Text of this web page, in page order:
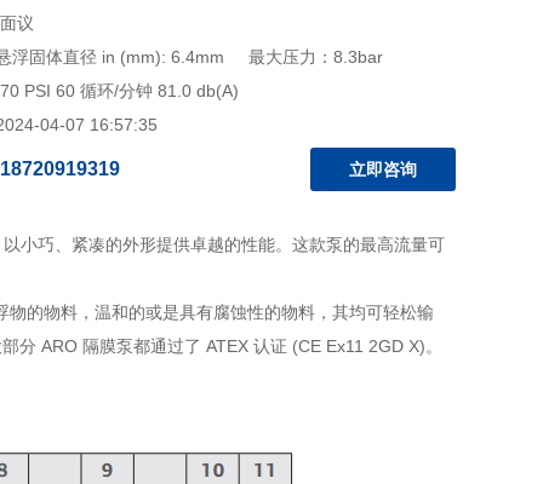
议
浮固体直径 in (mm): 6.4mm 最大压力：8.3bar
PSI 60 循环/分钟 81.0 db(A)
04-07 16:57:35
18720919319 立即咨询
小巧、紧凑的外形提供卓越的性能。这款泵的最高流量可
的物料，温和的或是具有腐蚀性的物料，其均可轻松输
ARO 隔膜泵都通过了 ATEX 认证 (CE Ex11 2GD X)。